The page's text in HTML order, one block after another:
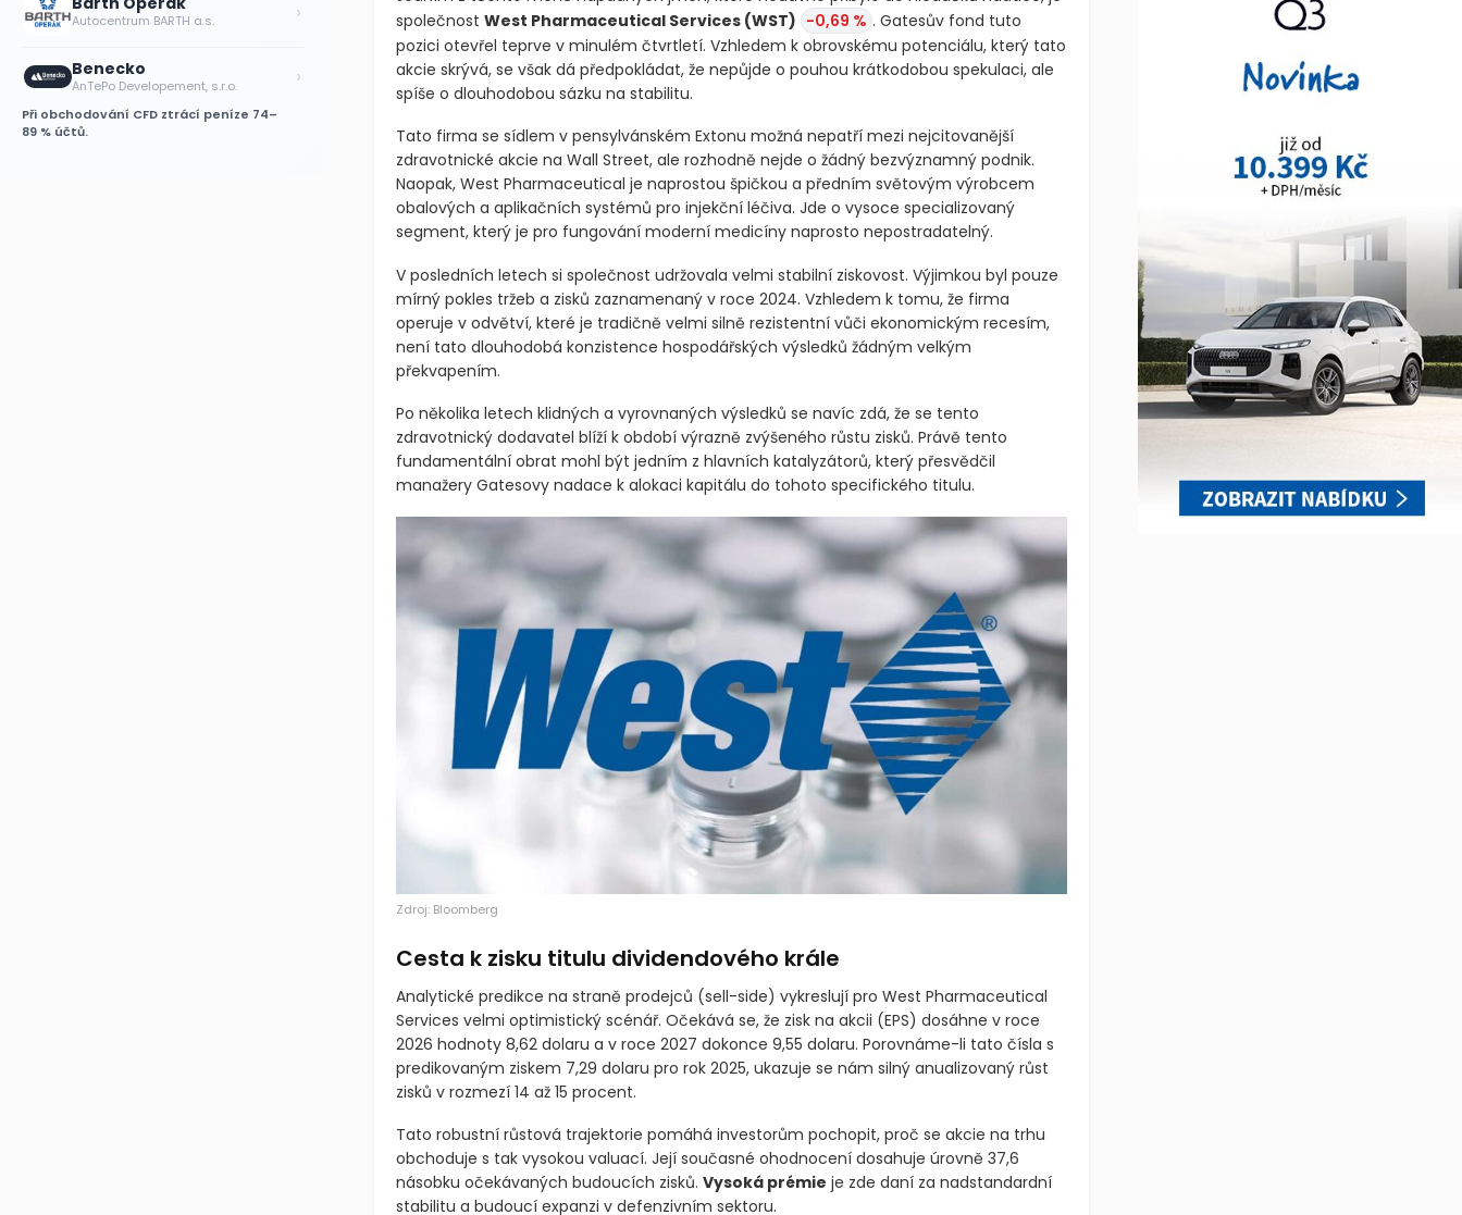
společnost West Pharmaceutical Services (WST) -0,69 % . Gatesův fond tuto
pozici otevřel teprve v minulém čtvrtletí. Vzhledem k obrovskému potenciálu, který tato
akcie skrývá, se však dá předpokládat, že nepůjde o pouhou krátkodobou spekulaci, ale
spíše o dlouhodobou sázku na stabilitu.
Tato firma se sídlem v pensylvánském Extonu možná nepatří mezi nejcitovanější
zdravotnické akcie na Wall Street, ale rozhodně nejde o žádný bezvýznamný podnik.
Naopak, West Pharmaceutical je naprostou špičkou a předním světovým výrobcem
obalových a aplikačních systémů pro injekční léčiva. Jde o vysoce specializovaný
segment, který je pro fungování moderní medicíny naprosto nepostradatelný.
V posledních letech si společnost udržovala velmi stabilní ziskovost. Výjimkou byl pouze
mírný pokles tržeb a zisků zaznamenaný v roce 2024. Vzhledem k tomu, že firma
operuje v odvětví, které je tradičně velmi silně rezistentní vůči ekonomickým recesím,
není tato dlouhodobá konzistence hospodářských výsledků žádným velkým
překvapením.
Po několika letech klidných a vyrovnaných výsledků se navíc zdá, že se tento
zdravotnický dodavatel blíží k období výrazně zvýšeného růstu zisků. Právě tento
fundamentální obrat mohl být jedním z hlavních katalyzátorů, který přesvědčil
manažery Gatesovy nadace k alokaci kapitálu do tohoto specifického titulu.
Zdroj: Bloomberg
Cesta k zisku titulu dividendového krále
Analytické predikce na straně prodejců (sell-side) vykreslují pro West Pharmaceutical
Services velmi optimistický scénář. Očekává se, že zisk na akcii (EPS) dosáhne v roce
2026 hodnoty 8,62 dolaru a v roce 2027 dokonce 9,55 dolaru. Porovnáme-li tato čísla s
predikovaným ziskem 7,29 dolaru pro rok 2025, ukazuje se nám silný anualizovaný růst
zisků v rozmezí 14 až 15 procent.
Tato robustní růstová trajektorie pomáhá investorům pochopit, proč se akcie na trhu
obchoduje s tak vysokou valuací. Její současné ohodnocení dosahuje úrovně 37,6
násobku očekávaných budoucích zisků. Vysoká prémie je zde daní za nadstandardní
stabilitu a budoucí expanzi v defenzivním sektoru.
Autocentrum BARTH a.s. ›
Benecko
AnTePo Developement, s.r.o. ›
Při obchodování CFD ztrácí peníze 74–
89 % účtů.